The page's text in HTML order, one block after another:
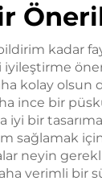
kadar
kolay olsun
ince bir
iyi bir
sağlamak
neyin
verimli bir